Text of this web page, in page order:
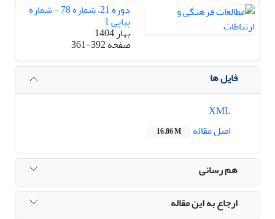
دوره 21، شماره 78 - شماره
پیاپی 1
بهار 1404
صفحه361-392
فایل ها
اصل مقاله
16.86 M
هم رسانی
ارجاع به این مقاله